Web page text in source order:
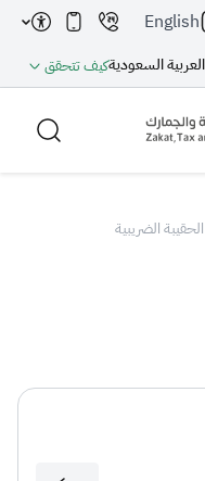
السعوديةكيف تتحقق
English
الحقيبة الضريبية